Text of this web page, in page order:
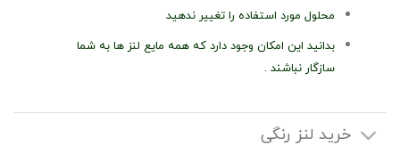
محلول مورد استفاده را تغییر ندهید
بدانید این امکان وجود دارد که همه مایع لنز ها به شما
سازگار نباشند .
خرید لنز رنگی